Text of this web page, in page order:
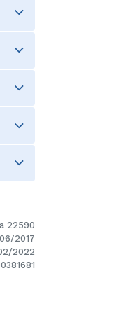
22590
2017
2022